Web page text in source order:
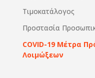
Τιμοκατάλογος
Προστασία
COVID-19 Μέτρα
Λοιμώξεων